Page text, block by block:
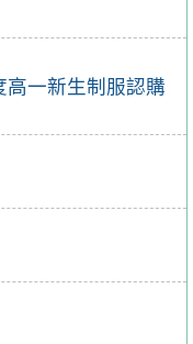
高一新生制服認購